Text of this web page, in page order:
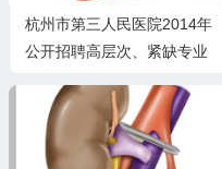
杭州市第三人民医院2014年
公开招聘高层次、紧缺专业